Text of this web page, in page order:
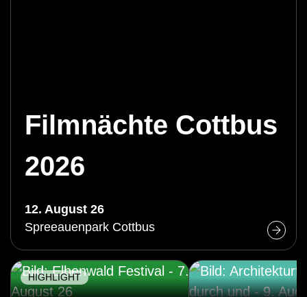
Filmnächte Cottbus
2026
12. August 26
Spreeauenpark Cottbus
HIGHLIGHT